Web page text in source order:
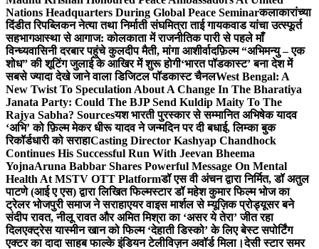
Nations Headquarters During Global Peace Seminarकलाकारांच्या
दिंडीत रिपब्लिकन नेत्या तथा निर्माती संघमित्रा ताई गायकवाड यांचा उत्स्फूर्त
सहभागआस्था से आगाज: कोलकाता में राजनीतिक पारी से पहले माँ
विन्ध्यवासिनी दरबार पहुंचे कुलदीप मैती, मांगा आशीर्वादफ़िल्म “अभिमन्यु – एक
शोध” की शूटिंग जुलाई के आखिर में शुरू होगी‘भारत पॉडकास्ट’ बना देश में
सबसे ज्यादा देखे जाने वाला डिजिटल पॉडकास्ट चैनलWest Bengal: A
New Twist To Speculation About A Change In The Bharatiya
Janata Party: Could The BJP Send Kuldip Maity To The
Rajya Sabha? Sourcesयश भारती पुरस्कार से सम्मानित अभिषेक यादव
‘अभि’ को फ़िल्म मेकर धीरू यादव ने जन्मदिन पर दी बधाई, लिम्का बुक
रिकॉर्डधारी को सराहाCasting Director Kashyap Chandhock
Continues His Successful Run With Jeevan Bheema
YojnaAruna Babbar Shares Powerful Message On Mental
Health At MSTV OTT Platformडॉ एस वी अंचन द्वारा निर्मित, डॉ अतुल
पाटणे (आई ए एस) द्वारा लिखित फिल्मस्टार डॉ महेश कुमार फिल्म भोज का
ट्रेलर भोजपुरी समाज ने सराहाएयर वाइस मार्शल से म्यूज़िक प्रोड्यूसर बने
संदीप रावत, नीलू रावत और अमित मिश्रा का ‘असर ये तेरा’ जीत रहा
दिलएक्ट्रेस यास्मीन खान को फिल्म ‘देहाती डिस्को’ के लिए बेस्ट सपोर्टिंग
एक्टर का दादा साहब फाल्के इंडियन टेलीविज़न अवॉर्ड मिला।देसी स्टार समर